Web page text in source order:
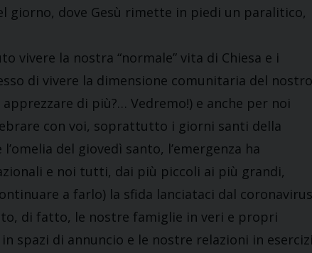
giorno, dove Gesù rimette in piedi un paralitico,
vivere la nostra “normale” vita di Chiesa e i
di vivere la dimensione comunitaria del nostro
di più?… Vedremo!) e anche per noi
con voi, soprattutto i giorni santi della
del giovedì santo, l’emergenza ha
e noi tutti, dai più piccoli ai più grandi,
a farlo) la sfida lanciataci dal coronavirus
di fatto, le nostre famiglie in veri e propri
spazi di annuncio e le nostre relazioni in